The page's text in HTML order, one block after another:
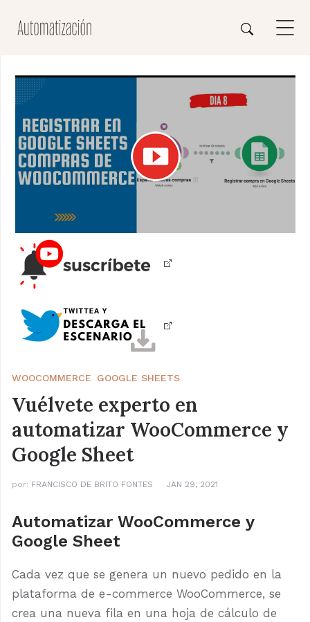
WOOCOMMERCE GOOGLE SHEETS
Vuélvete experto en
automatizar WooCommerce y
Google Sheet
por: FRANCISCO DE BRITO FONTES JAN 29, 2021
Automatizar WooCommerce y
Google Sheet
Cada vez que se genera un nuevo pedido en la
plataforma de e-commerce WooCommerce, se
crea una nueva fila en una hoja de cálculo de